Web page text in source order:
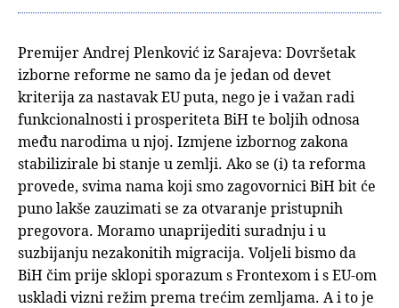
Premijer Andrej Plenković iz Sarajeva: Dovršetak
izborne reforme ne samo da je jedan od devet
kriterija za nastavak EU puta, nego je i važan radi
funkcionalnosti i prosperiteta BiH te boljih odnosa
među narodima u njoj. Izmjene izbornog zakona
stabilizirale bi stanje u zemlji. Ako se (i) ta reforma
provede, svima nama koji smo zagovornici BiH bit će
puno lakše zauzimati se za otvaranje pristupnih
pregovora. Moramo unaprijediti suradnju i u
suzbijanju nezakonitih migracija. Voljeli bismo da
BiH čim prije sklopi sporazum s Frontexom i s EU-om
uskladi vizni režim prema trećim zemljama. A i to je